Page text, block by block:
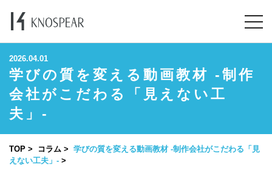
2026.04.01
学びの質を変える動画教材 -制作
会社がこだわる「見えない工
夫」-
TOP コラム
学びの質を変える動画教材 -制作会社がこだわる「見
えない工夫」-